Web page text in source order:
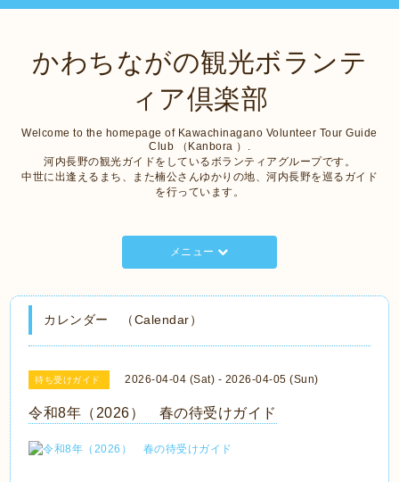
かわちながの観光ボランテ
ィア倶楽部
Welcome to the homepage of Kawachinagano Volunteer Tour Guide
Club （Kanbora ）.
河内長野の観光ガイドをしているボランティアグループです。
中世に出逢えるまち、また楠公さんゆかりの地、河内長野を巡るガイド
を行っています。
メニュー
カレンダー （Calendar）
待ち受けガイド 2026-04-04 (Sat) - 2026-04-05 (Sun)
令和8年（2026） 春の待受けガイド